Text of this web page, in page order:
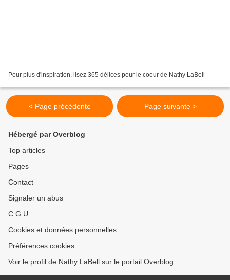
Pour plus d'inspiration, lisez 365 délices pour le coeur de Nathy LaBell
< Page précédente Page suivante >
Hébergé par Overblog
Top articles
Pages
Contact
Signaler un abus
C.G.U.
Cookies et données personnelles
Préférences cookies
Voir le profil de Nathy LaBell sur le portail Overblog